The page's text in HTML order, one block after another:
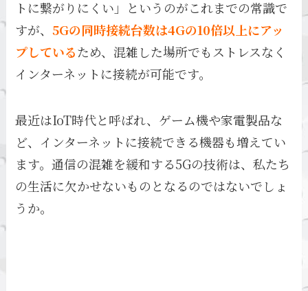
トに繋がりにくい」というのがこれまでの常識で
すが、5Gの同時接続台数は4Gの10倍以上にアッ
プしているため、混雑した場所でもストレスなく
インターネットに接続が可能です。
最近はIoT時代と呼ばれ、ゲーム機や家電製品な
ど、インターネットに接続できる機器も増えてい
ます。通信の混雑を緩和する5Gの技術は、私たち
の生活に欠かせないものとなるのではないでしょ
うか。